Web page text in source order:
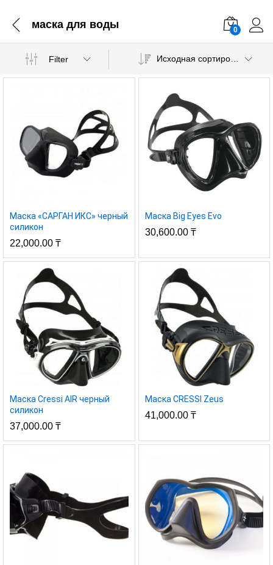
маска для воды 0
Filter
Маска «САРГАН ИКС» черный
силикон
22,000.00 ₸
Маска Big Eyes Evo
30,600.00 ₸
Маска Cressi AIR черный
силикон
37,000.00 ₸
Маска CRESSI Zeus
41,000.00 ₸